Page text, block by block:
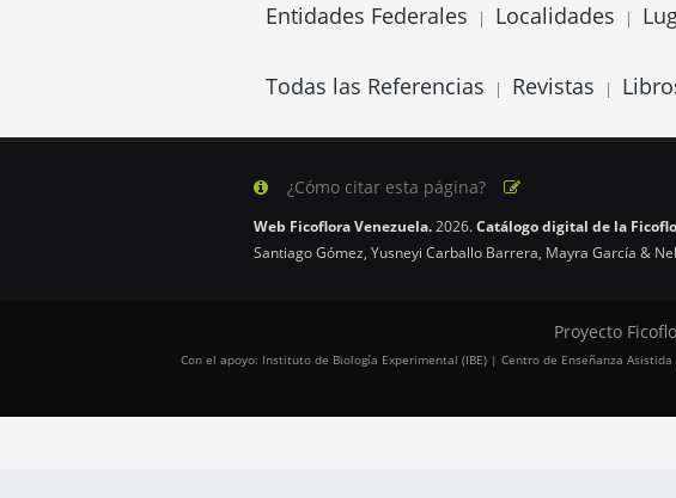
Entidades Federales | Localidades |
Todas las Referencias | Revistas |
¿Cómo citar esta página?
Web Ficoflora Venezuela.2026.Catálogo digital de la
Santiago Gómez, Yusneyi Carballo Barrera, Mayra García &
Proyecto
Con el apoyo: Instituto de Biología Experimental (IBE) | Centro de Enseñanza